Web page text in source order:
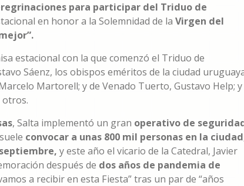
para participar del Triduo de
en honor a la Solemnidad de la Virgen del
estacional con la que comenzó el Triduo de
Sáenz, los obispos eméritos de la ciudad
Martorell; y de Venado Tuerto, Gustavo Help; y
otros.
, Salta implementó un gran operativo de
convocar a unas 800 mil personas en la
y este año el vicario de la Catedral, Javier
después de dos años de pandemia de
a recibir en esta Fiesta” tras un par de “años